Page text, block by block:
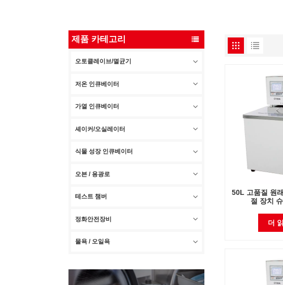
제품 카테고리
오토클레이브/멸균기
저온 인큐베이터
가열 인큐베이터
셰이커/오실레이터
식물 성장 인큐베이터
오븐 / 용광로
테스트 챔버
정화안전장비
물욕 / 오일욕
50L 고품질 원
절 장치
더